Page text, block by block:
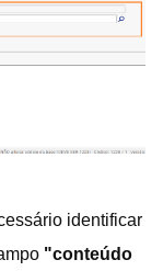
identificar
"conteúdo